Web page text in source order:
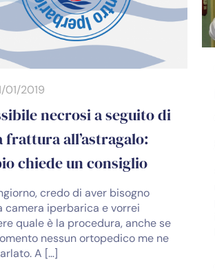
01/2019
necrosi a seguito di
frattura all’astragalo:
chiede un consiglio
credo di aver bisogno
camera iperbarica e vorrei
quale è la procedura, anche se
nessun ortopedico me ne
A […]